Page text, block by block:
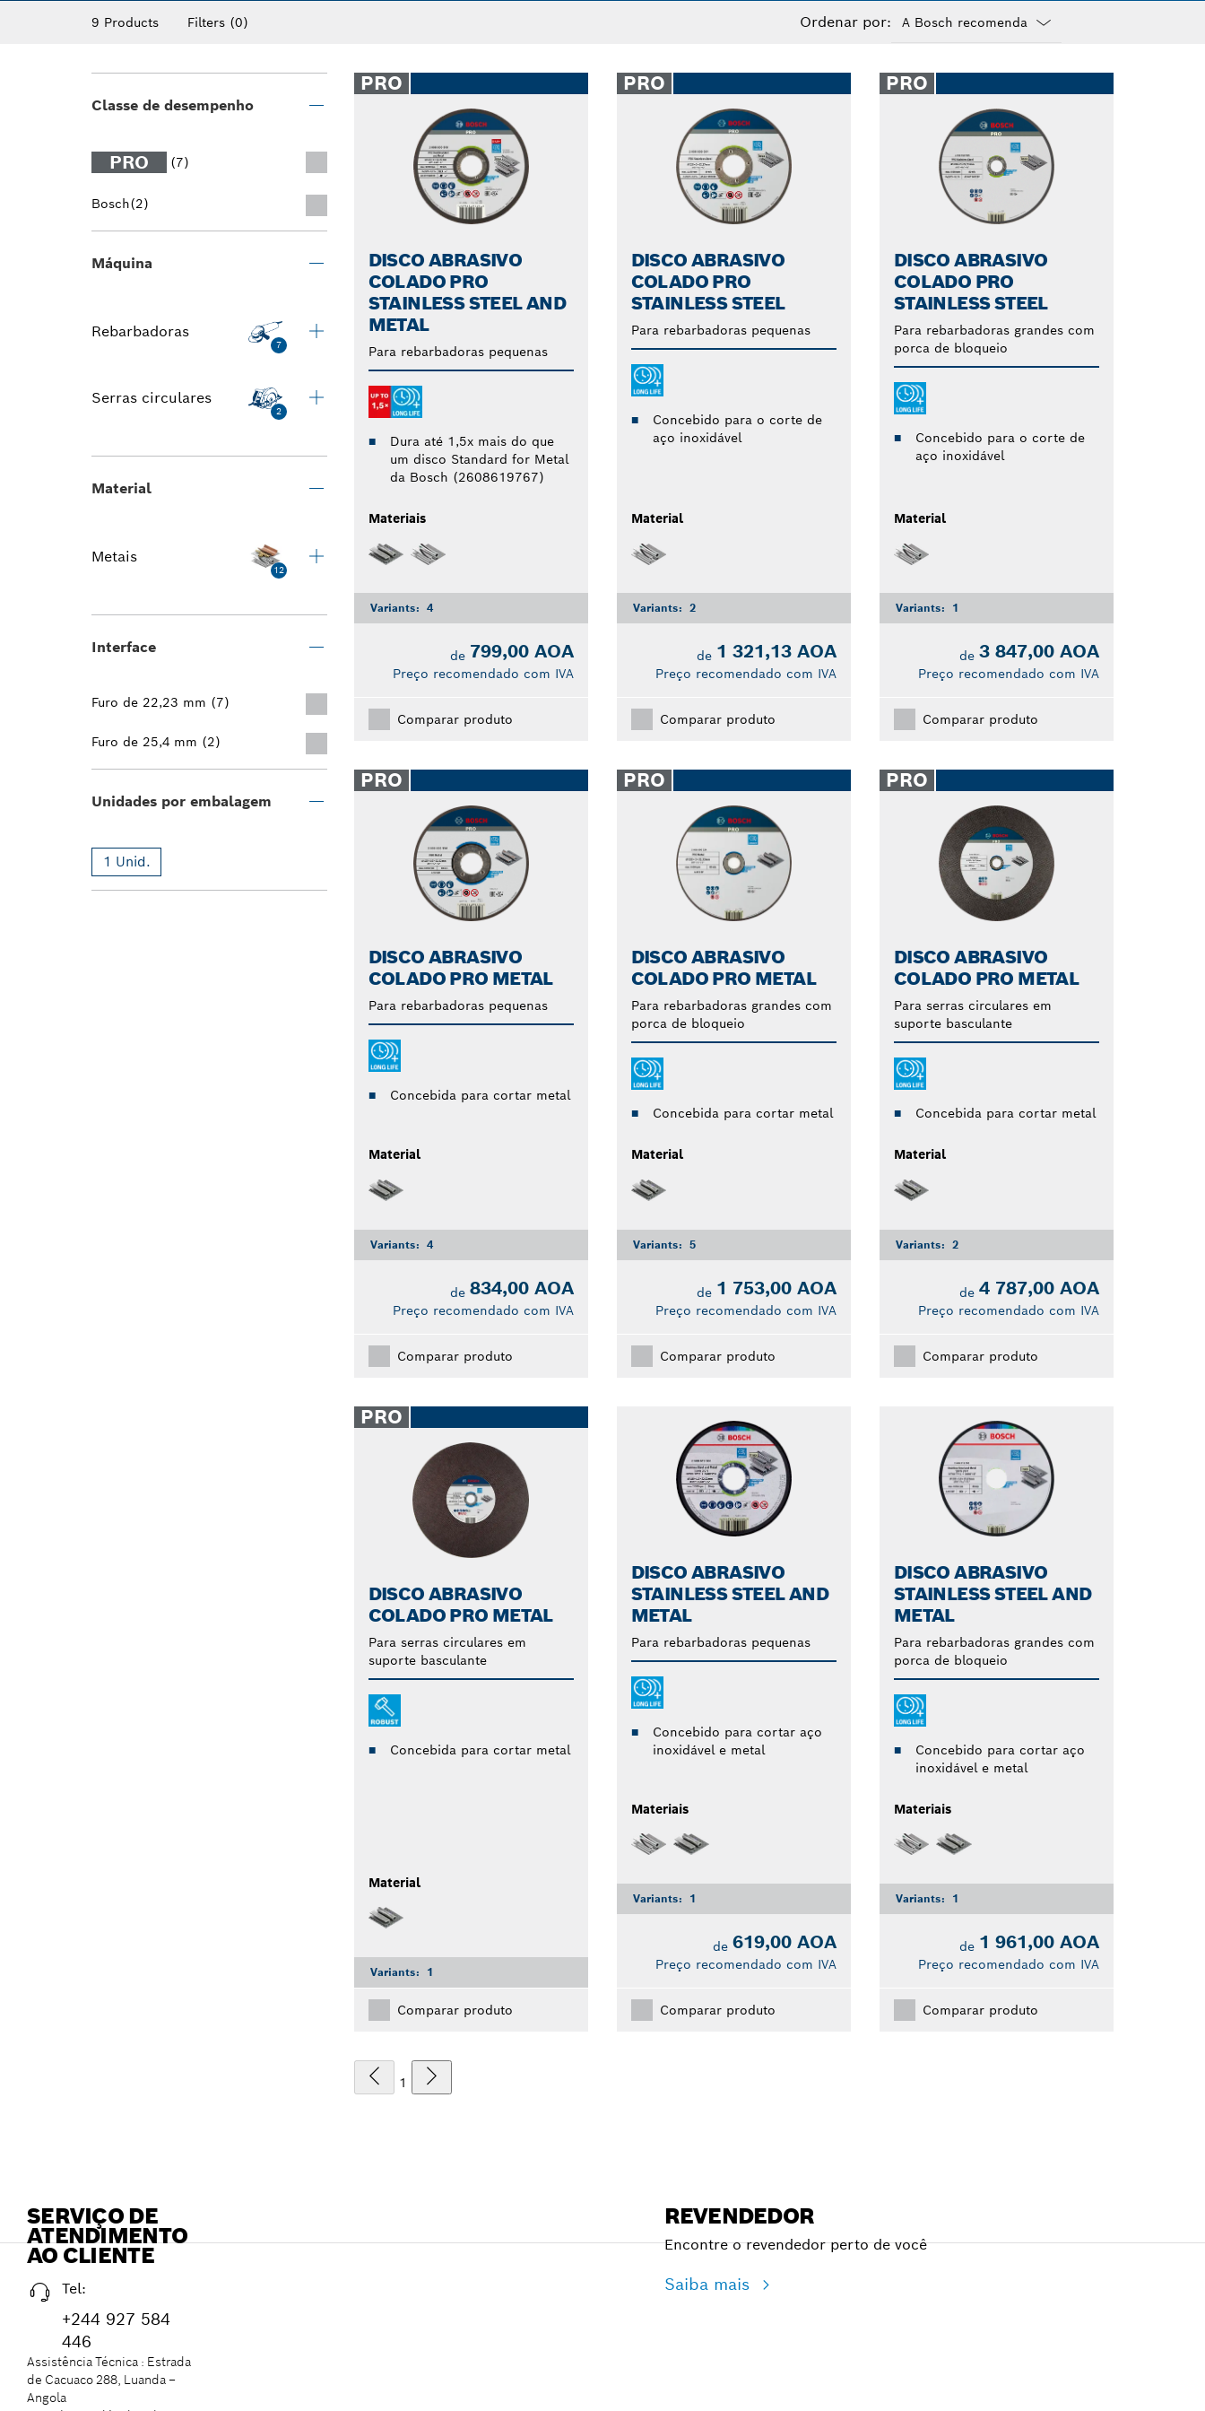
nossos discos para rebarbadoras são suficientemente versáteis para cortar todo o tipo de materiais, como madeira,
9 Products Filters (0) Ordenar por:
closed
Classe de desempenho
PRO (7)
Bosch(2)
Máquina
Rebarbadoras
7
Serras circulares
2
Material
Metais
12
Interface
Furo de 22,23 mm (7)
Furo de 25,4 mm (2)
Unidades por embalagem
1 Unid.
PRO
DISCO ABRASIVO
COLADO PRO
STAINLESS STEEL AND
METAL
Para rebarbadoras pequenas
Dura até 1,5x mais do que
um disco Standard for Metal
da Bosch (2608619767)
Materiais
Variants: 4
de 799,00 AOA
Preço recomendado com IVA
Comparar produto
PRO
DISCO ABRASIVO
COLADO PRO
STAINLESS STEEL
Para rebarbadoras pequenas
Concebido para o corte de
aço inoxidável
Material
Variants: 2
de 1 321,13 AOA
Preço recomendado com IVA
Comparar produto
PRO
DISCO ABRASIVO
COLADO PRO
STAINLESS STEEL
Para rebarbadoras grandes com
porca de bloqueio
Concebido para o corte de
aço inoxidável
Material
Variants: 1
de 3 847,00 AOA
Preço recomendado com IVA
Comparar produto
PRO
DISCO ABRASIVO
COLADO PRO METAL
Para rebarbadoras pequenas
Concebida para cortar metal
Material
Variants: 4
de 834,00 AOA
Preço recomendado com IVA
Comparar produto
PRO
DISCO ABRASIVO
COLADO PRO METAL
Para rebarbadoras grandes com
porca de bloqueio
Concebida para cortar metal
Material
Variants: 5
de 1 753,00 AOA
Preço recomendado com IVA
Comparar produto
PRO
DISCO ABRASIVO
COLADO PRO METAL
Para serras circulares em
suporte basculante
Concebida para cortar metal
Material
Variants: 2
de 4 787,00 AOA
Preço recomendado com IVA
Comparar produto
PRO
DISCO ABRASIVO
COLADO PRO METAL
Para serras circulares em
suporte basculante
Concebida para cortar metal
Material
Variants: 1
Comparar produto
DISCO ABRASIVO
STAINLESS STEEL AND
METAL
Para rebarbadoras pequenas
Concebido para cortar aço
inoxidável e metal
Materiais
Variants: 1
de 619,00 AOA
Preço recomendado com IVA
Comparar produto
DISCO ABRASIVO
STAINLESS STEEL AND
METAL
Para rebarbadoras grandes com
porca de bloqueio
Concebido para cortar aço
inoxidável e metal
Materiais
Variants: 1
de 1 961,00 AOA
Preço recomendado com IVA
Comparar produto
1
SERVIÇO DE
ATENDIMENTO
AO CLIENTE
Tel:
+244 927 584
446
Assistência Técnica : Estrada
de Cacuaco 288, Luanda –
Angola
REVENDEDOR
Encontre o revendedor perto de você
Saiba mais